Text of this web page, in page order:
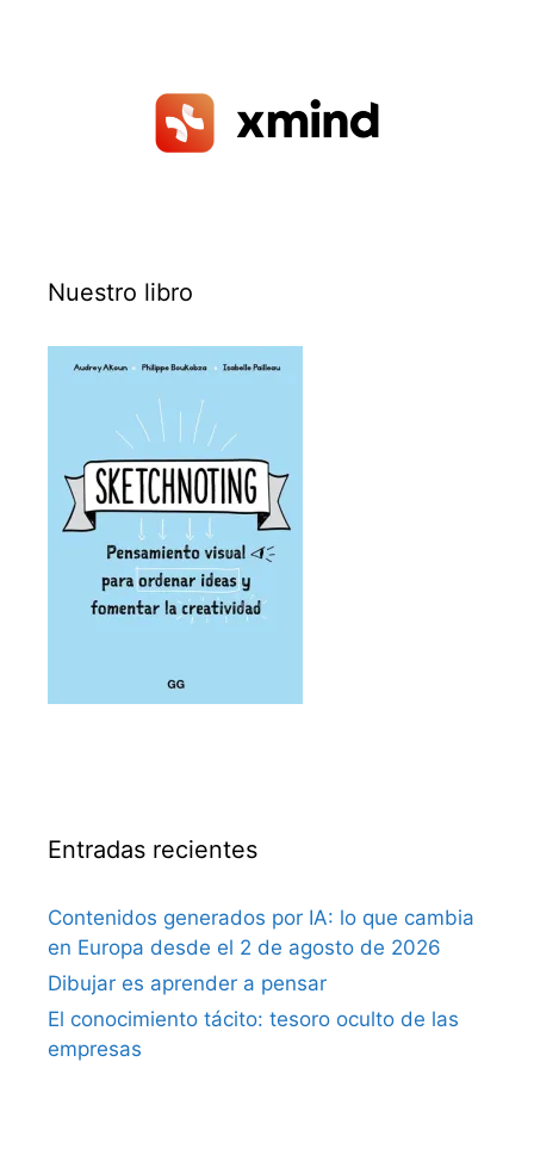
Nuestro libro
Entradas recientes
Contenidos generados por IA: lo que cambia
en Europa desde el 2 de agosto de 2026
Dibujar es aprender a pensar
El conocimiento tácito: tesoro oculto de las
empresas